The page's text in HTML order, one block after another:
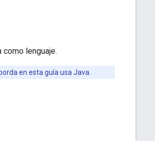
lenguaje.
en esta guía usa Java.